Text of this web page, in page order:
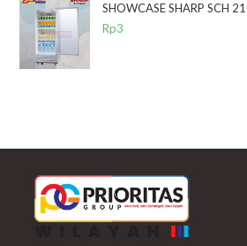
SHOWCASE SHARP SCH
Rp3